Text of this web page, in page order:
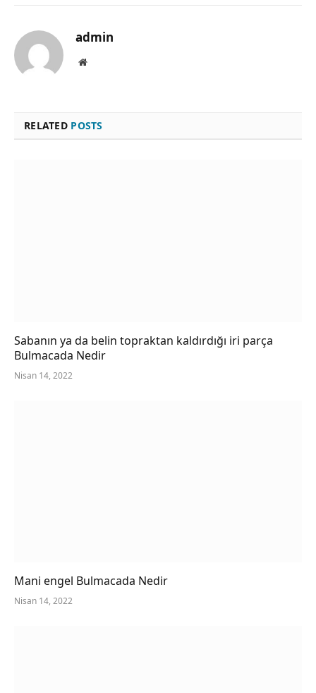
admin
Website
RELATED POSTS
Sabanın ya da belin topraktan kaldırdığı iri parça
Bulmacada Nedir
Nisan 14, 2022
Mani engel Bulmacada Nedir
Nisan 14, 2022